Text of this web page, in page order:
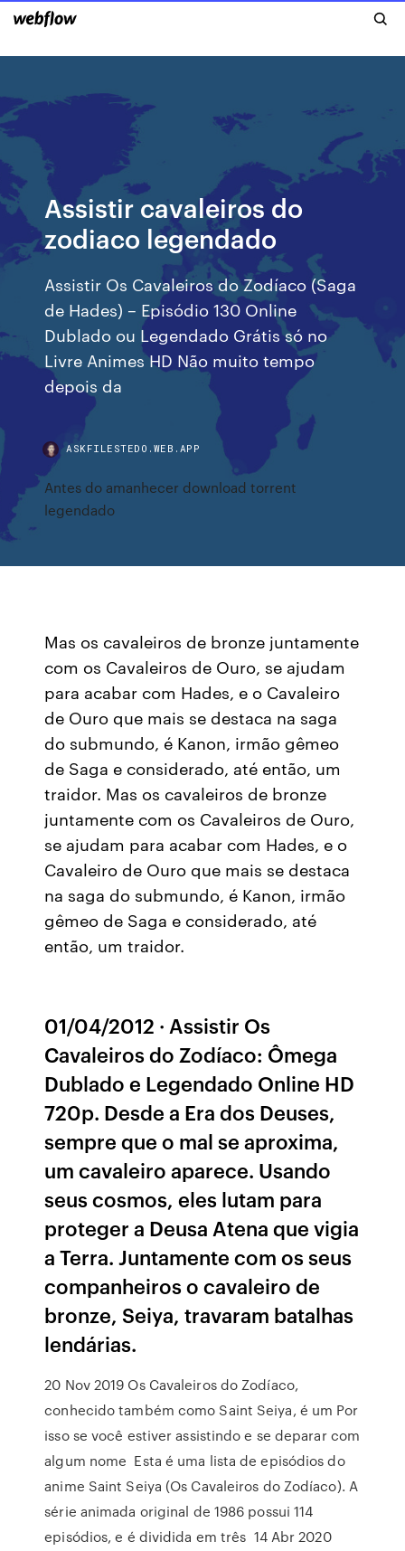
Assistir cavaleiros do
zodiaco legendado
Assistir Os Cavaleiros do Zodíaco (Saga
de Hades) – Episódio 130 Online
Dublado ou Legendado Grátis só no
Livre Animes HD Não muito tempo
depois da
ASKFILESTEDO.WEB.APP
Antes do amanhecer download torrent
legendado
Mas os cavaleiros de bronze juntamente
com os Cavaleiros de Ouro, se ajudam
para acabar com Hades, e o Cavaleiro
de Ouro que mais se destaca na saga
do submundo, é Kanon, irmão gêmeo
de Saga e considerado, até então, um
traidor. Mas os cavaleiros de bronze
juntamente com os Cavaleiros de Ouro,
se ajudam para acabar com Hades, e o
Cavaleiro de Ouro que mais se destaca
na saga do submundo, é Kanon, irmão
gêmeo de Saga e considerado, até
então, um traidor.
01/04/2012 · Assistir Os
Cavaleiros do Zodíaco: Ômega
Dublado e Legendado Online HD
720p. Desde a Era dos Deuses,
sempre que o mal se aproxima,
um cavaleiro aparece. Usando
seus cosmos, eles lutam para
proteger a Deusa Atena que vigia
a Terra. Juntamente com os seus
companheiros o cavaleiro de
bronze, Seiya, travaram batalhas
lendárias.
20 Nov 2019 Os Cavaleiros do Zodíaco,
conhecido também como Saint Seiya, é um Por
isso se você estiver assistindo e se deparar com
algum nome Esta é uma lista de episódios do
anime Saint Seiya (Os Cavaleiros do Zodíaco). A
série animada original de 1986 possui 114
episódios, e é dividida em três 14 Abr 2020